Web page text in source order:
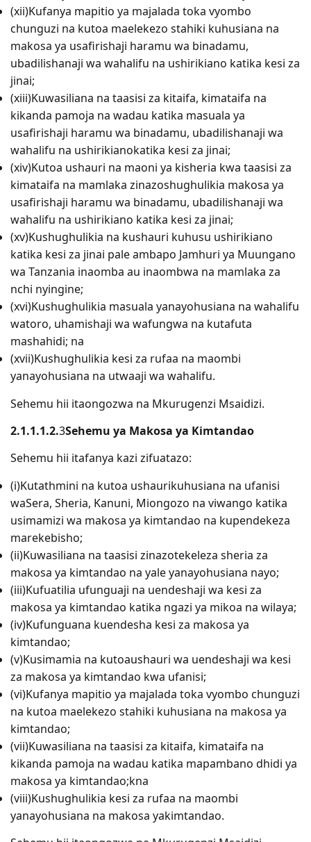
(xii)Kufanya mapitio ya majalada toka vyombo
chunguzi na kutoa maelekezo stahiki kuhusiana na
makosa ya usafirishaji haramu wa binadamu,
ubadilishanaji wa wahalifu na ushirikiano katika kesi za
jinai;
(xiii)Kuwasiliana na taasisi za kitaifa, kimataifa na
kikanda pamoja na wadau katika masuala ya
usafirishaji haramu wa binadamu, ubadilishanaji wa
wahalifu na ushirikianokatika kesi za jinai;
(xiv)Kutoa ushauri na maoni ya kisheria kwa taasisi za
kimataifa na mamlaka zinazoshughulikia makosa ya
usafirishaji haramu wa binadamu, ubadilishanaji wa
wahalifu na ushirikiano katika kesi za jinai;
(xv)Kushughulikia na kushauri kuhusu ushirikiano
katika kesi za jinai pale ambapo Jamhuri ya Muungano
wa Tanzania inaomba au inaombwa na mamlaka za
nchi nyingine;
(xvi)Kushughulikia masuala yanayohusiana na wahalifu
watoro, uhamishaji wa wafungwa na kutafuta
mashahidi; na
(xvii)Kushughulikia kesi za rufaa na maombi
yanayohusiana na utwaaji wa wahalifu.
Sehemu hii itaongozwa na Mkurugenzi Msaidizi.
2.1.1.1.2.3Sehemu ya Makosa ya Kimtandao
Sehemu hii itafanya kazi zifuatazo:
(i)Kutathmini na kutoa ushaurikuhusiana na ufanisi
waSera, Sheria, Kanuni, Miongozo na viwango katika
usimamizi wa makosa ya kimtandao na kupendekeza
marekebisho;
(ii)Kuwasiliana na taasisi zinazotekeleza sheria za
makosa ya kimtandao na yale yanayohusiana nayo;
(iii)Kufuatilia ufunguaji na uendeshaji wa kesi za
makosa ya kimtandao katika ngazi ya mikoa na wilaya;
(iv)Kufunguana kuendesha kesi za makosa ya
kimtandao;
(v)Kusimamia na kutoaushauri wa uendeshaji wa kesi
za makosa ya kimtandao kwa ufanisi;
(vi)Kufanya mapitio ya majalada toka vyombo chunguzi
na kutoa maelekezo stahiki kuhusiana na makosa ya
kimtandao;
(vii)Kuwasiliana na taasisi za kitaifa, kimataifa na
kikanda pamoja na wadau katika mapambano dhidi ya
makosa ya kimtandao;kna
(viii)Kushughulikia kesi za rufaa na maombi
yanayohusiana na makosa yakimtandao.